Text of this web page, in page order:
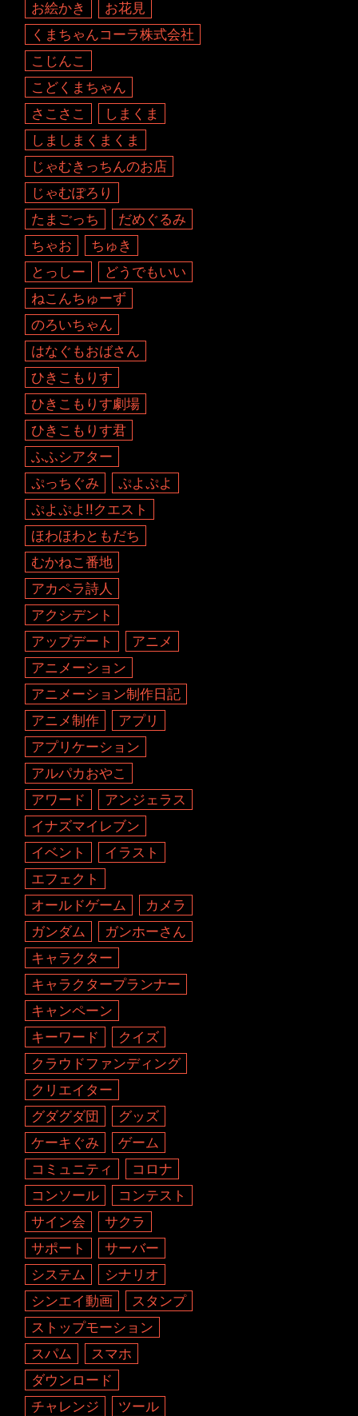
お絵かき
お花見
くまちゃんコーラ株式会社
こじんこ
こどくまちゃん
さこさこ
しまくま
しましまくまくま
じゃむきっちんのお店
じゃむぽろり
たまごっち
だめぐるみ
ちゃお
ちゅき
とっしー
どうでもいい
ねこんちゅーず
のろいちゃん
はなぐもおばさん
ひきこもりす
ひきこもりす劇場
ひきこもりす君
ふふシアター
ぷっちぐみ
ぷよぷよ
ぷよぷよ!!クエスト
ほわほわともだち
むかねこ番地
アカペラ詩人
アクシデント
アップデート
アニメ
アニメーション
アニメーション制作日記
アニメ制作
アプリ
アプリケーション
アルパカおやこ
アワード
アンジェラス
イナズマイレブン
イベント
イラスト
エフェクト
オールドゲーム
カメラ
ガンダム
ガンホーさん
キャラクター
キャラクタープランナー
キャンペーン
キーワード
クイズ
クラウドファンディング
クリエイター
グダグダ団
グッズ
ケーキぐみ
ゲーム
コミュニティ
コロナ
コンソール
コンテスト
サイン会
サクラ
サポート
サーバー
システム
シナリオ
シンエイ動画
スタンプ
ストップモーション
スパム
スマホ
ダウンロード
チャレンジ
ツール